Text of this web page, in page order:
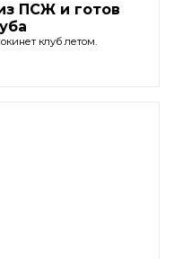
ПСЖ и готов
клуб летом.